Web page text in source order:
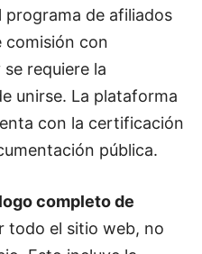
programa de afiliados
comisión con
requiere la
unirse. La plataforma
con la certificación
pública.
completo de
todo el sitio web, no